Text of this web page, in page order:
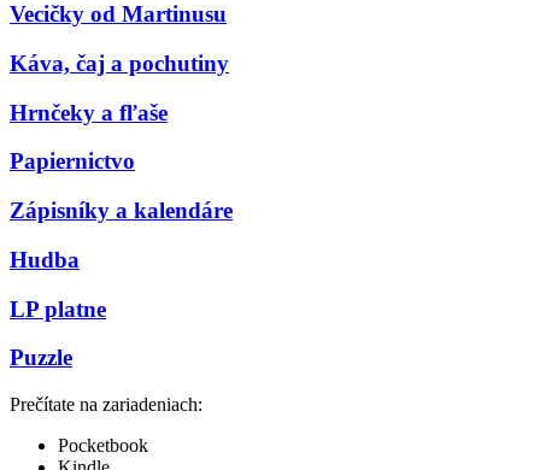
Vecičky od Martinusu
Káva, čaj a pochutiny
Hrnčeky a fľaše
Papiernictvo
Zápisníky a kalendáre
Hudba
LP platne
Puzzle
Prečítate na zariadeniach:
Pocketbook